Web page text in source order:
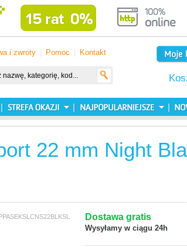
i zwroty Pomoc Kontakt
22 mm Night
Dostawa gratis
Wysyłamy w ciągu 24h